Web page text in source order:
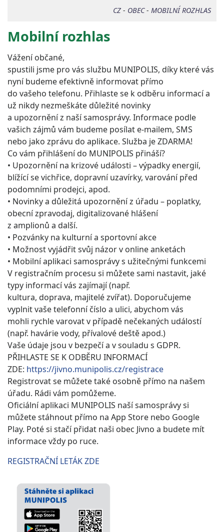
CZ- OBEC- MOBILNÍ ROZHLAS
Mobilní rozhlas
Vážení občané,
spustili jsme pro vás službu MUNIPOLIS, díky které vás
nyní budeme efektivně informovat přímo
do vašeho telefonu. Přihlaste se k odběru informací a
už nikdy nezmeškáte důležité novinky
a upozornění z naší samosprávy. Informace podle
vašich zájmů vám budeme posílat e-mailem, SMS
nebo jako zprávu do aplikace. Služba je ZDARMA!
Co vám přihlášení do MUNIPOLIS přináší?
• Upozornění na krizové události – výpadky energií,
blížící se vichřice, dopravní uzavírky, varování před
podomními prodejci, apod.
• Novinky a důležitá upozornění z úřadu – poplatky,
obecní zpravodaj, digitalizované hlášení
z amplionů a další.
• Pozvánky na kulturní a sportovní akce
• Možnost vyjádřit svůj názor v online anketách
• Mobilní aplikaci samosprávy s užitečnými funkcemi
V registračním procesu si můžete sami nastavit, jaké
typy informací vás zajímají (např.
kultura, doprava, majitelé zvířat). Doporučujeme
vyplnit vaše telefonní číslo a ulici, abychom vás
mohli rychle varovat v případě nečekaných událostí
(např. havárie vody, přívalové deště apod.)
Vaše údaje jsou v bezpečí a v souladu s GDPR.
PŘIHLASTE SE K ODBĚRU INFORMACÍ
ZDE: https://jivno.munipolis.cz/registrace
Registrovat se můžete také osobně přímo na našem
úřadu. Rádi vám pomůžeme.
Oficiální aplikaci MUNIPOLIS naší samosprávy si
můžete stáhnout přímo na App Store nebo Google
Play. Poté si stačí přidat naši obec Jivno a budete mít
informace vždy po ruce.
REGISTRAČNÍ LETÁK ZDE